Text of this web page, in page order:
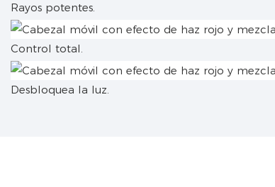
Rayos potentes.
Control total.
Desbloquea la luz.